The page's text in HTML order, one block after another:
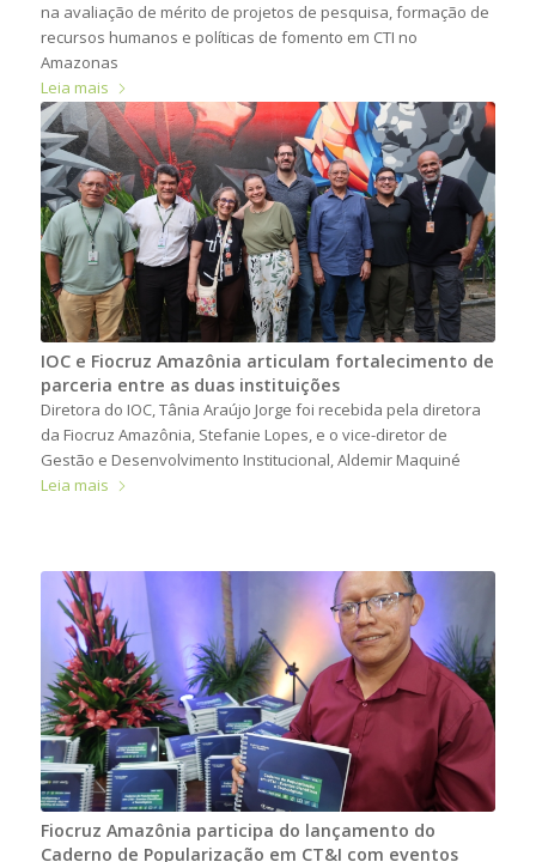
na avaliação de mérito de projetos de pesquisa, formação de
recursos humanos e políticas de fomento em CTI no
Amazonas
Leia mais
IOC e Fiocruz Amazônia articulam fortalecimento de
parceria entre as duas instituições
Diretora do IOC, Tânia Araújo Jorge foi recebida pela diretora
da Fiocruz Amazônia, Stefanie Lopes, e o vice-diretor de
Gestão e Desenvolvimento Institucional, Aldemir Maquiné
Leia mais
Fiocruz Amazônia participa do lançamento do
Caderno de Popularização em CT&I com eventos